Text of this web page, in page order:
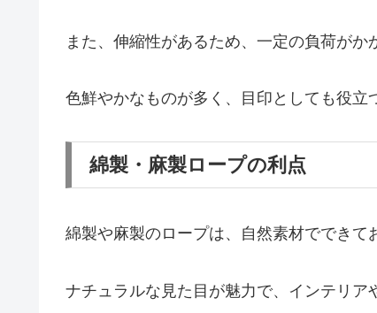
また、伸縮性があるため、一定の負荷がか
色鮮やかなものが多く、目印としても役立
綿製・麻製ロープの利点
綿製や麻製のロープは、自然素材でできて
ナチュラルな見た目が魅力で、インテリア